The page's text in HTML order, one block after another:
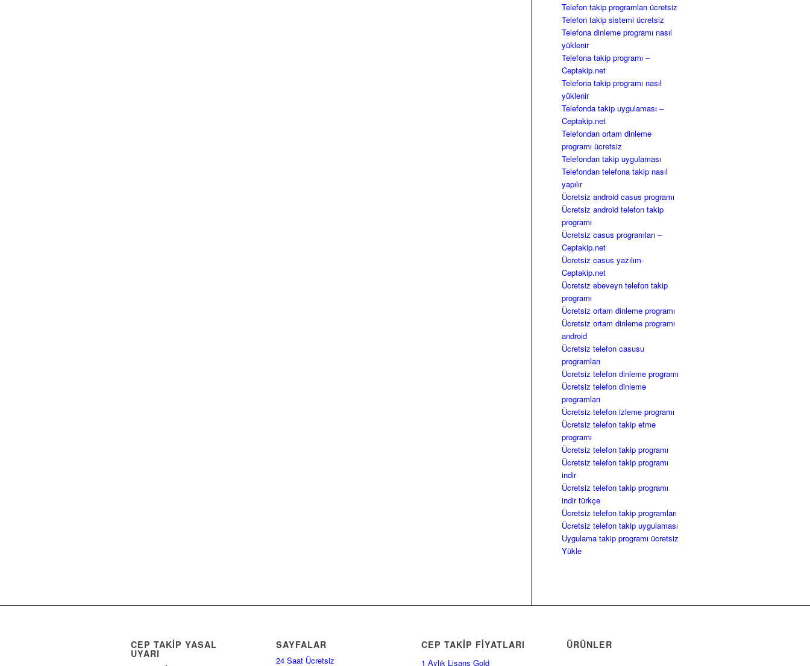
Telefon takip programları ücretsiz
Telefon takip sistemi ücretsiz
Telefona dinleme programı nasıl
yüklenir
Telefona takip programı –
Ceptakip.net
Telefona takip programı nasıl
yüklenir
Telefonda takip uygulaması –
Ceptakip.net
Telefondan ortam dinleme
programı ücretsiz
Telefondan takip uygulaması
Telefondan telefona takip nasıl
yapılır
Ücretsiz android casus programı
Ücretsiz android telefon takip
programı
Ücretsiz casus programları –
Ceptakip.net
Ücretsiz casus yazılım-
Ceptakip.net
Ücretsiz ebeveyn telefon takip
programı
Ücretsiz ortam dinleme programı
Ücretsiz ortam dinleme programı
android
Ücretsiz telefon casusu
programları
Ücretsiz telefon dinleme programı
Ücretsiz telefon dinleme
programları
Ücretsiz telefon izleme programı
Ücretsiz telefon takip etme
programı
Ücretsiz telefon takip programı
Ücretsiz telefon takip programı
indir
Ücretsiz telefon takip programı
indir türkçe
Ücretsiz telefon takip programları
Ücretsiz telefon takip uygulaması
Uygulama takip programı ücretsiz
Yükle
CEP TAKİP YASAL
UYARI
SAYFALAR
24 Saat Ücretsiz
CEP TAKİP FİYATLARI
1 Aylık Lisans Gold
ÜRÜNLER